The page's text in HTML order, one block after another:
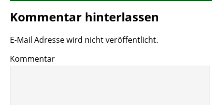
Kommentar hinterlassen
E-Mail Adresse wird nicht veröffentlicht.
Kommentar